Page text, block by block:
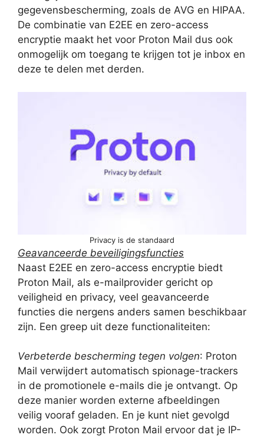
gegevensbescherming, zoals de AVG en HIPAA.
De combinatie van E2EE en zero-access
encryptie maakt het voor Proton Mail dus ook
onmogelijk om toegang te krijgen tot je inbox en
deze te delen met derden.
Privacy is de standaard
Geavanceerde beveiligingsfuncties
Naast E2EE en zero-access encryptie biedt
Proton Mail, als e-mailprovider gericht op
veiligheid en privacy, veel geavanceerde
functies die nergens anders samen beschikbaar
zijn. Een greep uit deze functionaliteiten:
Verbeterde bescherming tegen volgen: Proton
Mail verwijdert automatisch spionage-trackers
in de promotionele e-mails die je ontvangt. Op
deze manier worden externe afbeeldingen
veilig vooraf geladen. En je kunt niet gevolgd
worden. Ook zorgt Proton Mail ervoor dat je IP-